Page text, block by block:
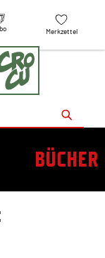
Merkzettel
BÜCHER